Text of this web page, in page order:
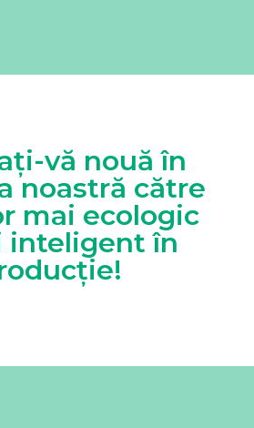
vă nouă în
noastră către
mai ecologic
inteligent în